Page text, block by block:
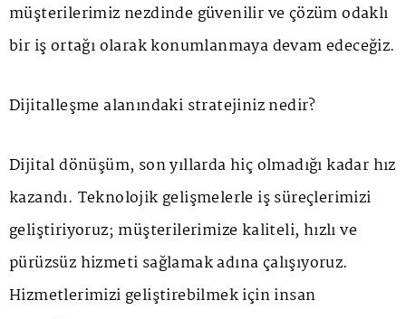
müşterilerimiz nezdinde güvenilir ve çözüm odaklı
bir iş ortağı olarak konumlanmaya devam edeceğiz.
Dijitalleşme alanındaki stratejiniz nedir?
Dijital dönüşüm, son yıllarda hiç olmadığı kadar hız
kazandı. Teknolojik gelişmelerle iş süreçlerimizi
geliştiriyoruz; müşterilerimize kaliteli, hızlı ve
pürüzsüz hizmeti sağlamak adına çalışıyoruz.
Hizmetlerimizi geliştirebilmek için insan